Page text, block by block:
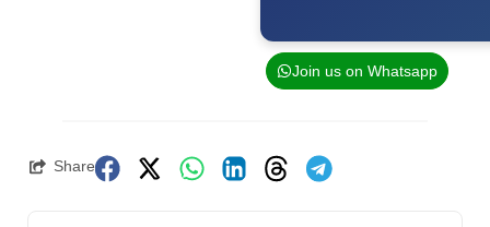
Join us on Whatsapp
Share